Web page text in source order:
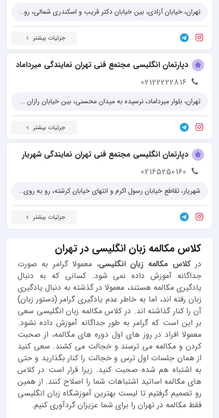
تهران، خیابان آزادی، بین خیابان دکتر قریب و اسکندری شمالی، روبروی پارک اوستا، پلاک 145
جزئیات بیشتر
دپارتمان انگلیسی مجتمع فنی تهران نمایندگی میرداماد
02122222816
تهران، بلوار میرداماد، نرسیده به میدان محسنی، بین خیابان رازان شمالی و سید حسینی، جنب بانک ملت، پلاک 83
جزئیات بیشتر
دپارتمان انگلیسی مجتمع فنی تهران نمایندگی شهریار
02165250160
شهریار، تقاطع خیابان رسول اکرم و انتهای خیابان کرشته، رو به روی جهاد، برج آرین، طبقه دوم واحد ۲۱۰
جزئیات بیشتر
کلاس مکالمه زبان انگلیسی در تهران
درکلاس مکالمه زبان انگلیسی، معمولا گرامر به صورت
جداگانه آموزش داده نمی شود. کسانی که به دنبال
یادگیری مکالمه هستند، معمولا در گذشته به دنبال یادگیری
زبان رفته اند، اما به خاطر عدم یادگیری گرامر (دستور زبان)
آن را کنار گذاشته اند. در کلاس مکالمه زبان انگلیسی سعی
بر این است که گرامر به طور جداگانه آموزش داده نشود.
معمولا افراد در روز های اول دوره های مکالمه، از صحبت
کردن و مکالمه می ترسند و خجالت می کشند. سعی کنید
از همان جلسات اول ترس و خجالت را کنار بگذارید و حتی
به اشتباه هم شده صحبت کنید. زیرا قرار است در کلاس
های مکالمه اساتید اشتباهات شما را اصلاح کنند. از همین
رو تصمیم گرفتیم تا لیست بهترین آموزشگاه زبان انگلیسی
فقط مکالمه در تهران را برای شما عزیزان گردآوری کنیم.